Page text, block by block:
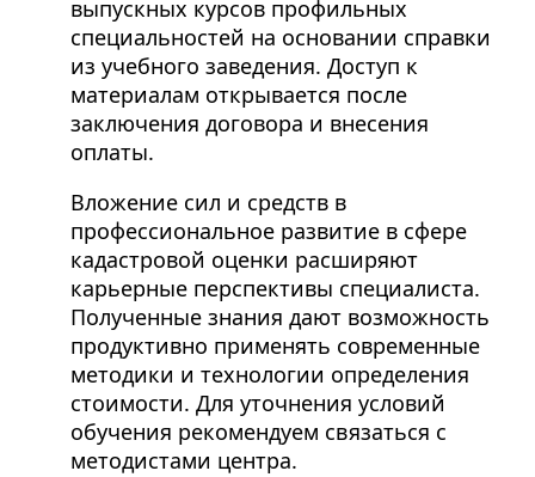
выпускных курсов профильных
специальностей на основании справки
из учебного заведения. Доступ к
материалам открывается после
заключения договора и внесения
оплаты.
Вложение сил и средств в
профессиональное развитие в сфере
кадастровой оценки расширяют
карьерные перспективы специалиста.
Полученные знания дают возможность
продуктивно применять современные
методики и технологии определения
стоимости. Для уточнения условий
обучения рекомендуем связаться с
методистами центра.